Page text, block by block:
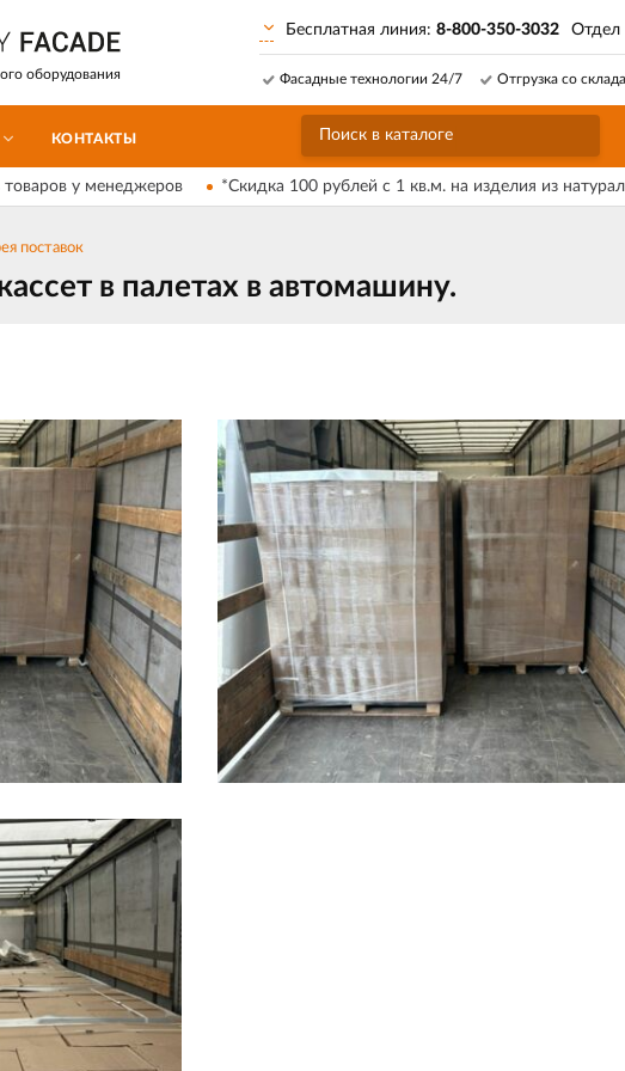
оборудования
Бесплатная линия: 8-800-350-3032 Отдел
Фасадные технологии 24/7 Отгрузка со
КОНТАКТЫ
товаров у менеджеров *Скидка 100 рублей с 1 кв.м. на изделия из
поставок
в палетах в автомашину.